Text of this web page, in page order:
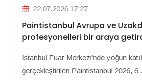
22.07.2026 17:27
Paintistanbul Avrupa ve
profesyonelleri bir araya
İstanbul Fuar Merkezi'nde yoğun
gerçekleştirilen Paintistanbul 2026, 6